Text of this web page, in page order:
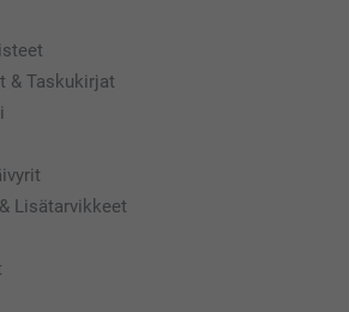
& Taskukirjat
Lisätarvikkeet